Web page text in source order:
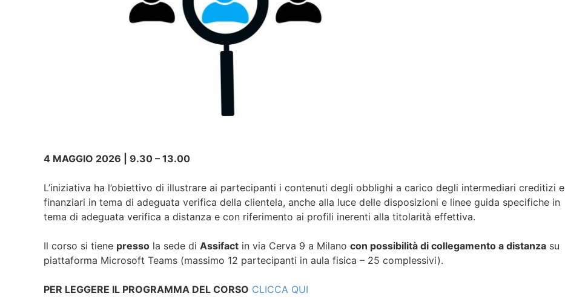
4 MAGGIO 2026 | 9.30 – 13.00
L’iniziativa ha l’obiettivo di illustrare ai partecipanti i contenuti degli obblighi a carico degli intermediari creditizi e
finanziari in tema di adeguata verifica della clientela, anche alla luce delle disposizioni e linee guida specifiche in
tema di adeguata verifica a distanza e con riferimento ai profili inerenti alla titolarità effettiva.
Il corso si tiene presso la sede di Assifact in via Cerva 9 a Milano con possibilità di collegamento a distanza su
piattaforma Microsoft Teams (massimo 12 partecipanti in aula fisica – 25 complessivi).
PER LEGGERE IL PROGRAMMA DEL CORSO CLICCA QUI